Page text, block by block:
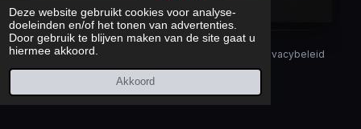
Deze website gebruikt cookies voor analyse-
doeleinden en/of het tonen van advertenties.
Door gebruik te blijven maken van de site gaat u
hiermee akkoord.
Akkoord
Security Disclaimer
Privacybeleid
CookieverklaringSitemap
Laatst bijgewerkt: